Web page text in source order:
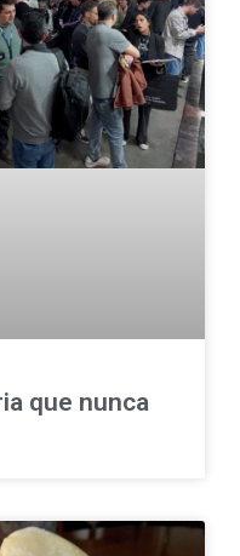
que nunca